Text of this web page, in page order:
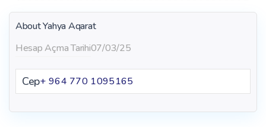
About Yahya Aqarat
Hesap Açma Tarihi07/03/25
Cep+ 964 770 1095165